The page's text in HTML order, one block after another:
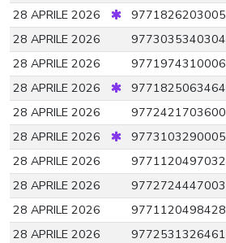
28 APRILE 2026
9771826203005
28 APRILE 2026
9773035340304
28 APRILE 2026
9771974310006
28 APRILE 2026
9771825063464
28 APRILE 2026
9772421703600
28 APRILE 2026
9773103290005
28 APRILE 2026
9771120497032
28 APRILE 2026
9772724447003
28 APRILE 2026
9771120498428
28 APRILE 2026
9772531326461